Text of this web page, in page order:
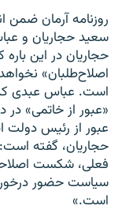
روزنامه آرمان ضمن
سعید حجاریان و
حجاریان در این
اصلاح‌طلبان»
است. عباس عبدی که
«عبور از خاتمی» در
عبور از رئیس دولت
حجاریان، گفته
فعلی، شکست
سیاست حضور
است.»